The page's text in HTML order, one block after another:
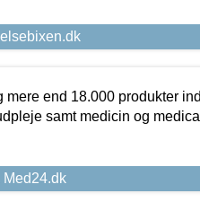
mere end 18.000 produkter
samt medicin og